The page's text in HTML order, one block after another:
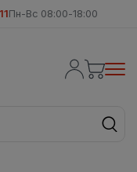
Пн-Вс 08:00-18:00